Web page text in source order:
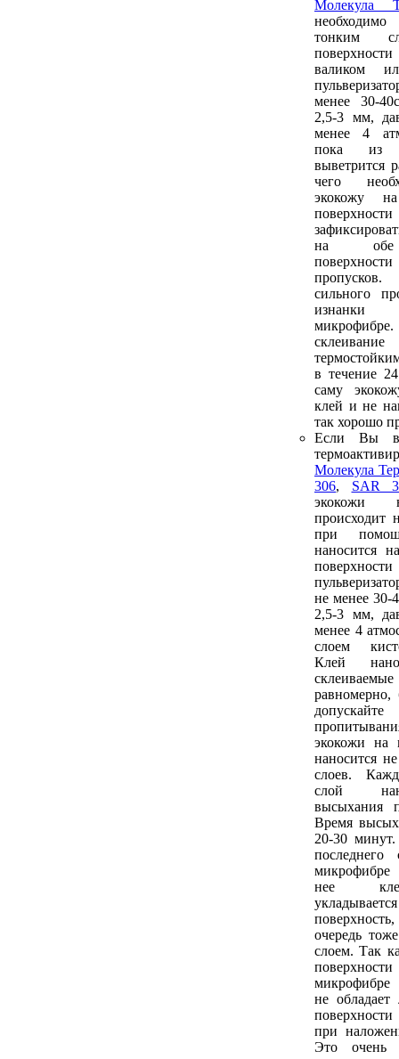
Молекула
тонким
валиком
менее 30-
2,5-3 мм,
менее 4
пока из
выветрится
чего
экокожу
на обе
сильного
в течение
саму
клей и не
так хорошо
Если Вы
Молекула
306, SAR
экокожи
происходит
при
наносится
не менее 30-
2,5-3 мм,
менее 4
слоем
Клей
равномерно,
экокожи на
наносится
слоев.
слой
высыхания
Время
20-30
нее
очередь
слоем. Так
не обладает
при
Это очень